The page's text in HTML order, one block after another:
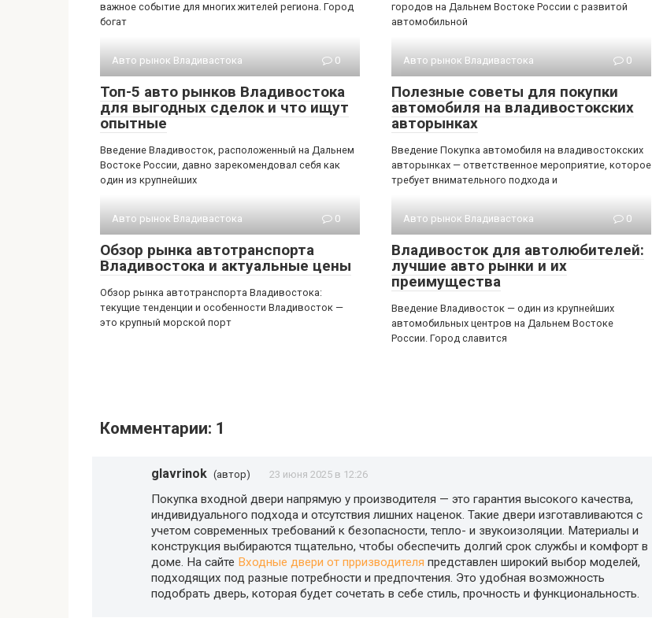
важное событие для многих жителей региона. Город
богат
городов на Дальнем Востоке России с развитой
автомобильной
Авто рынок Владивастока 0
Топ-5 авто рынков Владивостока
для выгодных сделок и что ищут
опытные
Введение Владивосток, расположенный на Дальнем
Востоке России, давно зарекомендовал себя как
один из крупнейших
Авто рынок Владивастока 0
Полезные советы для покупки
автомобиля на владивостокских
авторынках
Введение Покупка автомобиля на владивостокских
авторынках — ответственное мероприятие, которое
требует внимательного подхода и
Авто рынок Владивастока 0
Обзор рынка автотранспорта
Владивостока и актуальные цены
Обзор рынка автотранспорта Владивостока:
текущие тенденции и особенности Владивосток —
это крупный морской порт
Авто рынок Владивастока 0
Владивосток для автолюбителей:
лучшие авто рынки и их
преимущества
Введение Владивосток — один из крупнейших
автомобильных центров на Дальнем Востоке
России. Город славится
Комментарии: 1
glavrinok (автор) 23 июня 2025 в 12:26
Покупка входной двери напрямую у производителя — это гарантия высокого качества,
индивидуального подхода и отсутствия лишних наценок. Такие двери изготавливаются с
учетом современных требований к безопасности, тепло- и звукоизоляции. Материалы и
конструкция выбираются тщательно, чтобы обеспечить долгий срок службы и комфорт в
доме. На сайте Входные двери от прризводителя представлен широкий выбор моделей,
подходящих под разные потребности и предпочтения. Это удобная возможность
подобрать дверь, которая будет сочетать в себе стиль, прочность и функциональность.